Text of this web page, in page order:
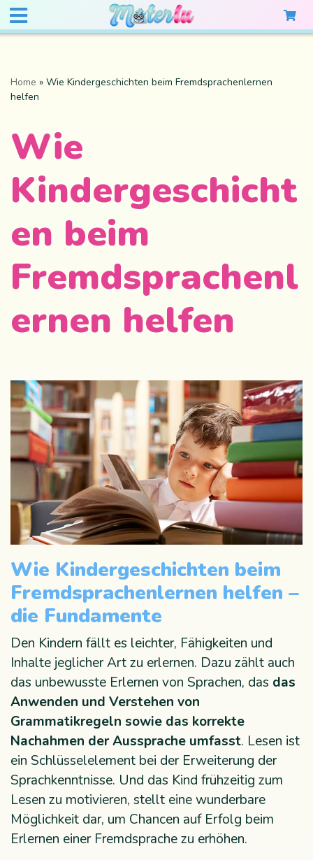
Home » Wie Kindergeschichten beim Fremdsprachenlernen
helfen
Wie
Kindergeschicht
en beim
Fremdsprachenl
ernen helfen
Wie Kindergeschichten beim
Fremdsprachenlernen helfen –
die Fundamente
Den Kindern fällt es leichter, Fähigkeiten und
Inhalte jeglicher Art zu erlernen. Dazu zählt auch
das unbewusste Erlernen von Sprachen, das das
Anwenden und Verstehen von
Grammatikregeln sowie das korrekte
Nachahmen der Aussprache umfasst. Lesen ist
ein Schlüsselelement bei der Erweiterung der
Sprachkenntnisse. Und das Kind frühzeitig zum
Lesen zu motivieren, stellt eine wunderbare
Möglichkeit dar, um Chancen auf Erfolg beim
Erlernen einer Fremdsprache zu erhöhen.